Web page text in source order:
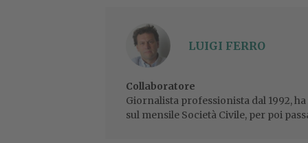
LUIGI FERRO
Collaboratore
Giornalista professionista dal 1992,
sul mensile Società Civile, per poi